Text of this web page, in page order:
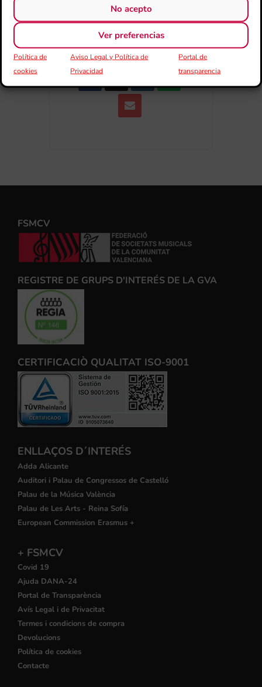
No acepto
Ver preferencias
Política de
cookies
Aviso Legal y Política de
Privacidad
Portal de
transparencia
COMPARTIR
ESDEVENIMENT
FSMCV
REGISTRE DE GRUPS D'INTERÉS DE LA GVA
CERTIFICACIÒ QUALITAT ISO-9001
ENLLAÇOS D´INTERÉS
Adda Alicante
Auditori i Palau de Congressos de Castelló
Palau de la Música València
Palau de Les Arts - Reina Sofía
European Commission Erasmus +
+ FSMCV
Covid 19
Ajuda DANA-24
Portal de Transparència
Avís Legal i de Privacitat
Termes i condicions de compra
Devolucions
Política de cookies
Contacte